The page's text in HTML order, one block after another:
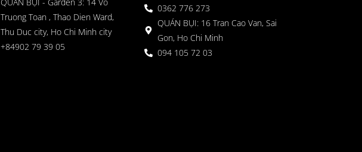
Truong Toan , Thao Dien Ward,
Thu Duc city, Ho Chi Minh city
+84902 79 39 05
0362 776 273
QUÁN BỤI: 16 Tran Cao Van, Sai
Gon, Ho Chi Minh
094 105 72 03